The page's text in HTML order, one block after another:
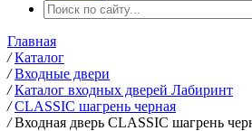
Главная
/ Каталог
/ Входные двери
/ Каталог входных дверей Лабиринт
/ CLASSIC шагрень черная
/ Входная дверь CLASSIC шагрень